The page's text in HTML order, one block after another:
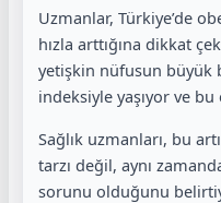
Uzmanlar, Türkiye’de
hızla arttığına dikkat
yetişkin nüfusun büyük
indeksiyle yaşıyor ve
Sağlık uzmanları, bu
tarzı değil, aynı
sorunu olduğunu